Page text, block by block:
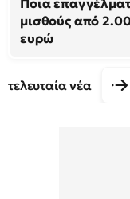
Ποια
μισθούς από
ευρώ
τελευταία νέα